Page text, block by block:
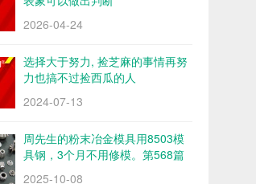
2026-04-24
选择大于努力, 捡芝麻的事情再努
力也搞不过捡西瓜的人
2024-07-13
周先生的粉末冶金模具用8503模
具钢，3个月不用修模。第568篇
2025-10-08